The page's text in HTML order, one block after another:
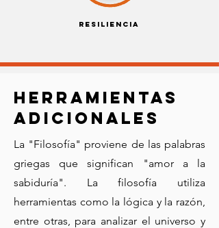
RESILIENCIA
Herramientas
adicionales
La "Filosofía" proviene de las palabras
griegas que significan "amor a la
sabiduría". La filosofía utiliza
herramientas como la lógica y la razón,
entre otras, para analizar el universo y